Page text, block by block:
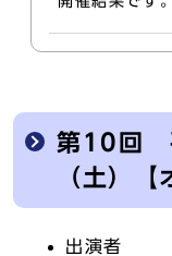
第10回
（土）【
出演者